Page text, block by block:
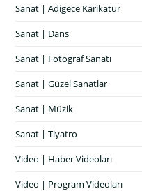
Sanat | Adigece Karikatür
Sanat | Dans
Sanat | Fotograf Sanatı
Sanat | Güzel Sanatlar
Sanat | Müzik
Sanat | Tiyatro
Video | Haber Videoları
Video | Program Videoları